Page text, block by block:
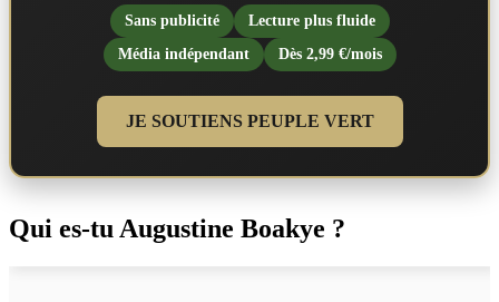
Sans publicité
Lecture plus fluide
Média indépendant
Dès 2,99 €/mois
JE SOUTIENS PEUPLE VERT
Qui es-tu Augustine Boakye ?